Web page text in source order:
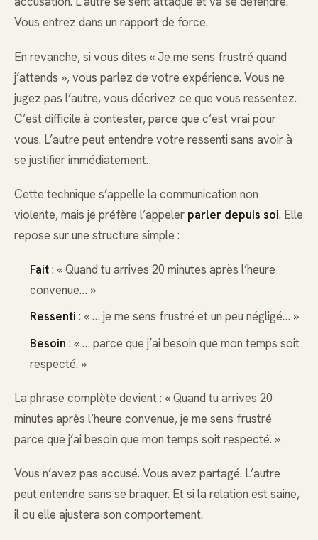
Vous entrez dans un rapport de force.
En revanche, si vous dites « Je me sens frustré quand
j’attends », vous parlez de votre expérience. Vous ne
jugez pas l’autre, vous décrivez ce que vous ressentez.
C’est difficile à contester, parce que c’est vrai pour
vous. L’autre peut entendre votre ressenti sans avoir à
se justifier immédiatement.
Cette technique s’appelle la communication non
violente, mais je préfère l’appeler parler depuis soi. Elle
repose sur une structure simple :
Fait: « Quand tu arrives 20 minutes après l’heure
convenue… »
Ressenti : « … je me sens frustré et un peu négligé… »
Besoin : « … parce que j’ai besoin que mon temps soit
respecté. »
La phrase complète devient : « Quand tu arrives 20
minutes après l’heure convenue, je me sens frustré
parce que j’ai besoin que mon temps soit respecté. »
Vous n’avez pas accusé. Vous avez partagé. L’autre
peut entendre sans se braquer. Et si la relation est saine,
il ou elle ajustera son comportement.